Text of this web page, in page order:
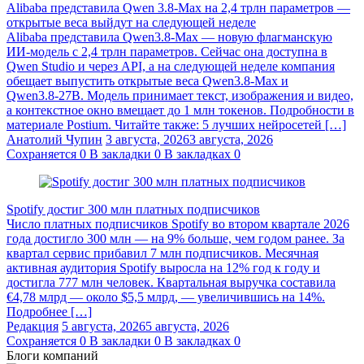
Alibaba представила Qwen 3.8‑Max на 2,4 трлн параметров —
открытые веса выйдут на следующей неделе
Alibaba представила Qwen3.8‑Max — новую флагманскую
ИИ-модель с 2,4 трлн параметров. Сейчас она доступна в
Qwen Studio и через API, а на следующей неделе компания
обещает выпустить открытые веса Qwen3.8‑Max и
Qwen3.8‑27B. Модель принимает текст, изображения и видео,
а контекстное окно вмещает до 1 млн токенов. Подробности в
материале Postium. Читайте также: 5 лучших нейросетей […]
Анатолий Чупин 3 августа, 20263 августа, 2026
Сохраняется 0 В закладки 0 В закладках 0
Spotify достиг 300 млн платных подписчиков
Число платных подписчиков Spotify во втором квартале 2026
года достигло 300 млн — на 9% больше, чем годом ранее. За
квартал сервис прибавил 7 млн подписчиков. Месячная
активная аудитория Spotify выросла на 12% год к году и
достигла 777 млн человек. Квартальная выручка составила
€4,78 млрд — около $5,5 млрд, — увеличившись на 14%.
Подробнее […]
Редакция 5 августа, 20265 августа, 2026
Сохраняется 0 В закладки 0 В закладках 0
Блоги компаний